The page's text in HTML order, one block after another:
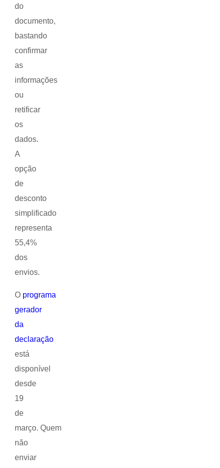
do
documento,
bastando
confirmar
as
informações
ou
retificar
os
dados.
A
opção
de
desconto
simplificado
representa
55,4%
dos
envios.
O programa
gerador
da
declaração
está
disponível
desde
19
de
março. Quem
não
enviar